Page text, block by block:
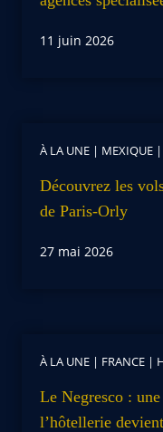
11 juin 2026
À LA UNE | MEXIQUE |
Découvrez les
de Paris-Orly
27 mai 2026
À LA UNE | FRANCE |
Le Negresco :
l’hôtellerie